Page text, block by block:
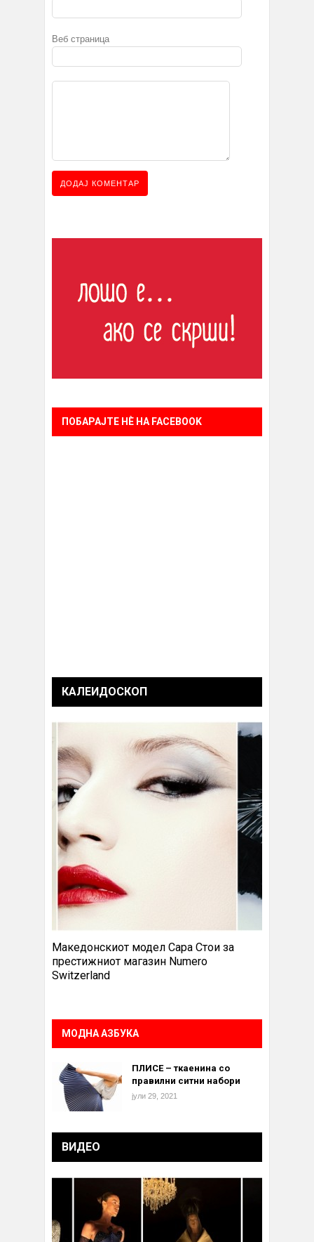
Веб страница
ПОБАРАЈТЕ НÈ НА FACEBOOK
КАЛЕИДОСКОП
Македонскиот модел Сара Стои за
престижниот магазин Numero
Switzerland
МОДНА АЗБУКА
ПЛИСЕ – ткаенина со
правилни ситни набори
јули 29, 2021
ВИДЕО